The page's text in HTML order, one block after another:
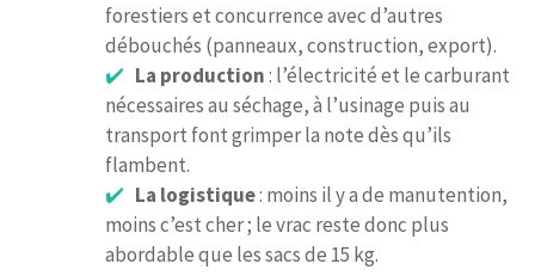
forestiers et concurrence avec d’autres
débouchés (panneaux, construction, export).
La production: l’électricité et le carburant
nécessaires au séchage, à l’usinage puis au
transport font grimper la note dès qu’ils
flambent.
La logistique: moins il y a de manutention,
moins c’est cher ; le vrac reste donc plus
abordable que les sacs de 15 kg.